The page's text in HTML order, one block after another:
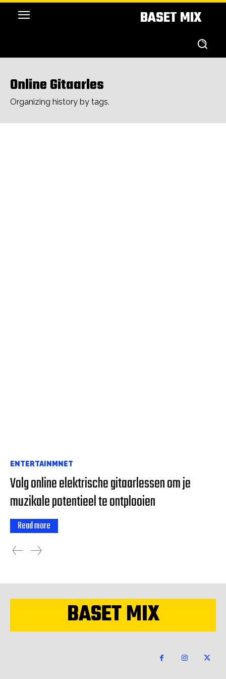
BASET MIX
Online Gitaarles
Organizing history by tags.
ENTERTAINMNET
Volg online elektrische gitaarlessen om je
muzikale potentieel te ontplooien
Read more
BASET MIX